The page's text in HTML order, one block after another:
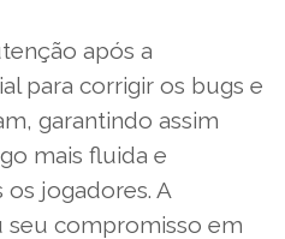
após a
para corrigir os bugs e
garantindo assim
mais fluida e
jogadores. A
compromisso em